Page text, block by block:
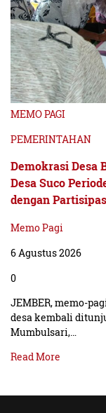
MEMO PAGI
PEMERINTAHAN
Demokrasi Desa
Desa Suco
dengan
Memo Pagi
6 Agustus 2026
0
JEMBER, memo-
desa kembali
Mumbulsari,…
Read More